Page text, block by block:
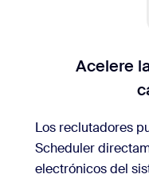
Acelere
Los reclutadores
Scheduler
electrónicos del